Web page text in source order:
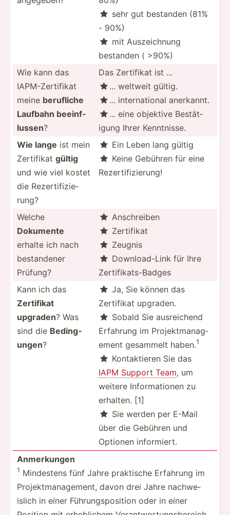
 sehr gut bestanden (81%
- 90%)
 mit Auszei­chnung
bestanden ( >90%)
Wie kann das
IAPM-Z­ert­ifikat
meine berufliche
Laufbahn beeinf­
lussen?
Das Zertifikat ist ...
 ... weltweit gültig.
 ... intern­ational anerkannt.
 ... eine objektive Bestät­
igung Ihrer Kenntn­isse.
Wie lange ist mein
Zertifikat gültig
und wie viel kostet
die Rezert­ifi­zie­
rung?
 Ein Leben lang gültig
 Keine Gebühren für eine
Rezert­ifi­zie­rung!
Welche
Dokumente
erhalte ich nach
bestan­dener
Prüfung?
 Anschr­eiben
 Zertifikat
 Zeugnis
 Downlo­ad-Link für Ihre
Zertif­ika­ts-­Badges
Kann ich das
Zertifikat
upgraden? Was
sind die Beding­
ungen?
 Ja, Sie können das
Zertifikat upgraden.
 Sobald Sie ausrei­chend
Erfahrung im Projek­tma­nag­
ement gesammelt haben.1
 Kontak­tieren Sie das
IAPM Support Team, um
weitere Inform­ationen zu
erhalten. [1]
 Sie werden per E-Mail
über die Gebühren und
Optionen inform­iert.
Anmerk­ungen
1 Mindestens fünf Jahre praktische Erfahrung im
Projek­tma­nag­ement, davon drei Jahre nachwe­
islich in einer Führun­gsp­osition oder in einer